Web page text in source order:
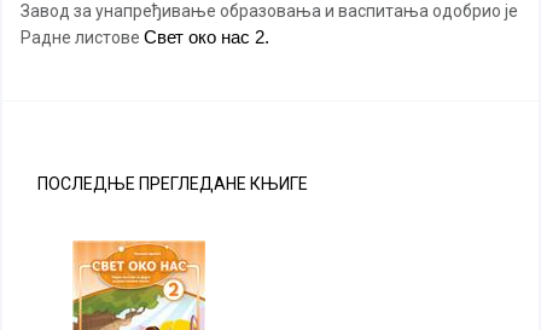
Завод за унапређивање образовања и васпитања одобрио је
Радне листове Свет око нас 2.
ПОСЛЕДЊЕ ПРЕГЛЕДАНЕ КЊИГЕ